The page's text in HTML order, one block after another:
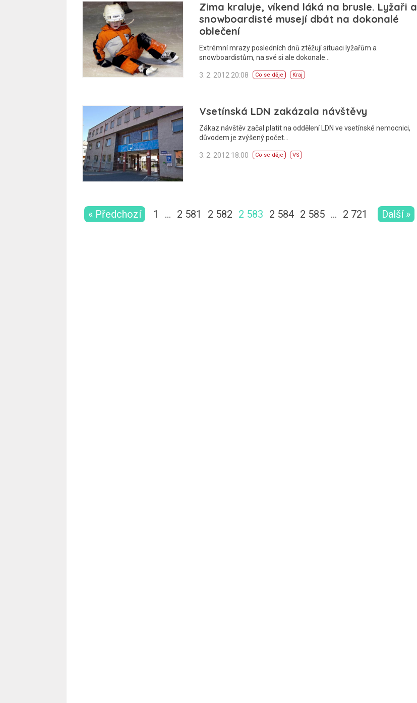
Zima kraluje, víkend láká na brusle. Lyžaři a
snowboardisté musejí dbát na dokonalé
oblečení
Extrémní mrazy posledních dnů ztěžují situaci lyžařům a
snowboardistům, na své si ale dokonale…
3. 2. 2012 20:08 Co se děje Kraj
Vsetínská LDN zakázala návštěvy
Zákaz návštěv začal platit na oddělení LDN ve vsetínské nemocnici,
důvodem je zvýšený počet…
3. 2. 2012 18:00 Co se děje VS
« Předchozí 1 … 2 581 2 582 2 583 2 584 2 585 … 2 721 Další »